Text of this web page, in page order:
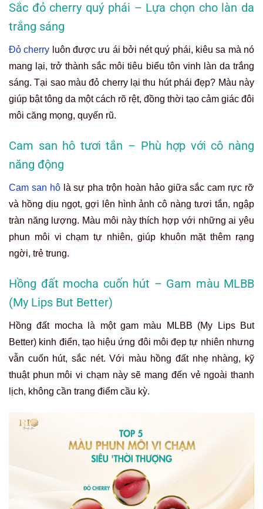
Sắc đỏ cherry quý phái – Lựa chọn cho làn da
trắng sáng
Đỏ cherry luôn được ưu ái bởi nét quý phái, kiêu sa mà nó
mang lại, trở thành sắc môi tiêu biểu tôn vinh làn da trắng
sáng. Tại sao màu đỏ cherry lại thu hút phái đẹp? Màu này
giúp bật tông da một cách rõ rệt, đồng thời tạo cảm giác đôi
môi căng mọng, quyến rũ.
Cam san hô tươi tắn – Phù hợp với cô nàng
năng động
Cam san hôlà sự pha trộn hoàn hảo giữa sắc cam rực rỡ
và hồng dịu ngọt, gợi lên hình ảnh cô nàng tươi tắn, ngập
tràn năng lượng. Màu môi này thích hợp với những ai yêu
phun môi vi chạm tự nhiên, giúp khuôn mặt thêm rạng
ngời, trẻ trung.
Hồng đất mocha cuốn hút – Gam màu MLBB
(My Lips But Better)
Hồng đất mocha là một gam màu MLBB (My Lips But
Better) kinh điển, tạo hiệu ứng đôi môi đẹp tự nhiên nhưng
vẫn cuốn hút, sắc nét. Với màu hồng đất nhẹ nhàng, kỹ
thuật phun môi vi chạm này sẽ mang đến vẻ ngoài thanh
lịch, không cần trang điểm cầu kỳ.